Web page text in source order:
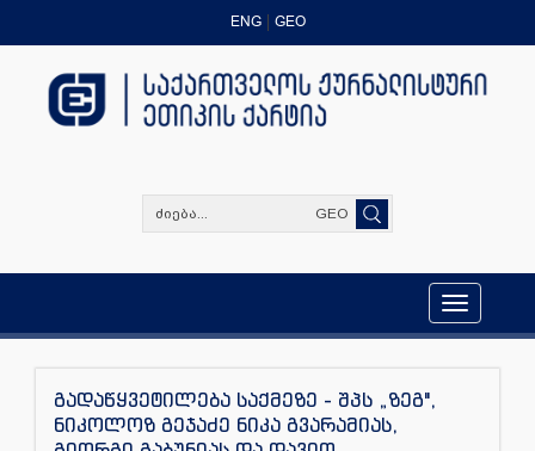
ENG GEO
GEO
Toggle
navigation
გადაწყვეტილება საქმეზე - შპს „ზეგ",
ნიკოლოზ გეჯაძე ნიკა გვარამიას,